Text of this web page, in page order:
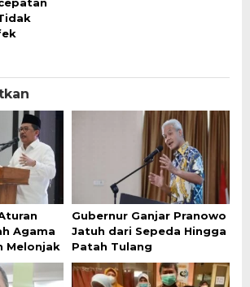
Agama
Melonjak
Gubernur Ganjar Pranowo
Jatuh dari Sepeda Hingga
Patah Tulang